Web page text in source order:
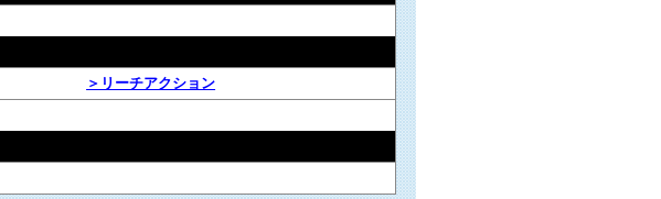
＞リーチアクション